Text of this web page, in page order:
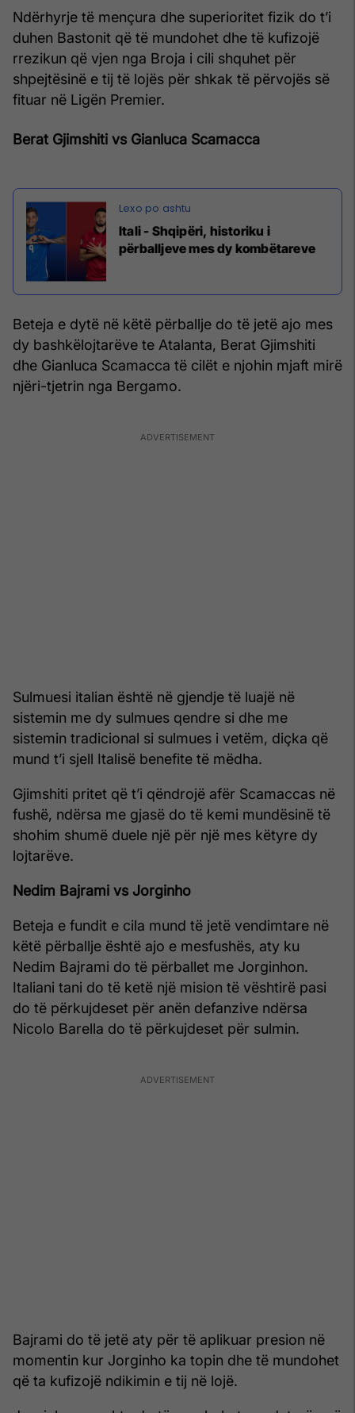
Ndërhyrje të mençura dhe superioritet fizik do t’i
duhen Bastonit që të mundohet dhe të kufizojë
rrezikun që vjen nga Broja i cili shquhet për
shpejtësinë e tij të lojës për shkak të përvojës së
fituar në Ligën Premier.
Berat Gjimshiti vs Gianluca Scamacca
Itali - Shqipëri, historiku i
përballjeve mes dy kombëtareve
Beteja e dytë në këtë përballje do të jetë ajo mes
dy bashkëlojtarëve te Atalanta, Berat Gjimshiti
dhe Gianluca Scamacca të cilët e njohin mjaft mirë
njëri-tjetrin nga Bergamo.
Sulmuesi italian është në gjendje të luajë në
sistemin me dy sulmues qendre si dhe me
sistemin tradicional si sulmues i vetëm, diçka që
mund t’i sjell Italisë benefite të mëdha.
Gjimshiti pritet që t’i qëndrojë afër Scamaccas në
fushë, ndërsa me gjasë do të kemi mundësinë të
shohim shumë duele një për një mes këtyre dy
lojtarëve.
Nedim Bajrami vs Jorginho
Beteja e fundit e cila mund të jetë vendimtare në
këtë përballje është ajo e mesfushës, aty ku
Nedim Bajrami do të përballet me Jorginhon.
Italiani tani do të ketë një mision të vështirë pasi
do të përkujdeset për anën defanzive ndërsa
Nicolo Barella do të përkujdeset për sulmin.
Bajrami do të jetë aty për të aplikuar presion në
momentin kur Jorginho ka topin dhe të mundohet
që ta kufizojë ndikimin e tij në lojë.